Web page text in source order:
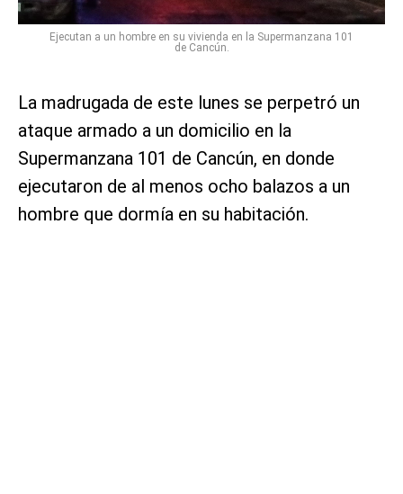
Ejecutan a un hombre en su vivienda en la Supermanzana 101
de Cancún.
La madrugada de este lunes se perpetró un
ataque armado a un domicilio en la
Supermanzana 101 de Cancún, en donde
ejecutaron de al menos ocho balazos a un
hombre que dormía en su habitación.